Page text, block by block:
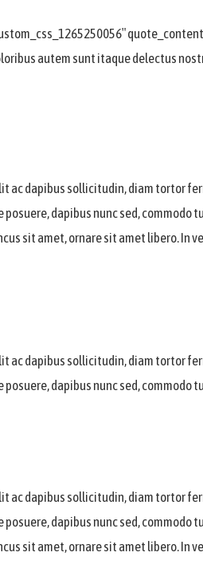
autem sunt itaque delectus
ac dapibus sollicitudin, diam tortor
dapibus nunc sed, commodo
sit amet, ornare sit amet libero. In
ac dapibus sollicitudin, diam tortor
dapibus nunc sed, commodo
ac dapibus sollicitudin, diam tortor
dapibus nunc sed, commodo
sit amet, ornare sit amet libero. In